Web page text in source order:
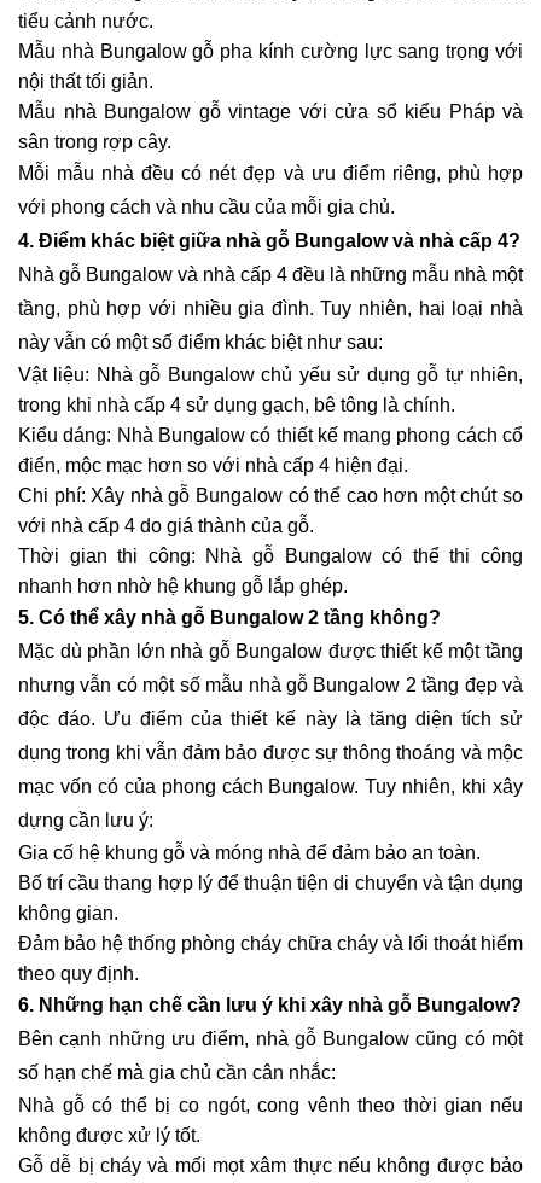
tiểu cảnh nước.
Mẫu nhà Bungalow gỗ pha kính cường lực sang trọng với
nội thất tối giản.
Mẫu nhà Bungalow gỗ vintage với cửa sổ kiểu Pháp và
sân trong rợp cây.
Mỗi mẫu nhà đều có nét đẹp và ưu điểm riêng, phù hợp
với phong cách và nhu cầu của mỗi gia chủ.
4. Điểm khác biệt giữa nhà gỗ Bungalow và nhà cấp 4?
Nhà gỗ Bungalow và nhà cấp 4 đều là những mẫu nhà một
tầng, phù hợp với nhiều gia đình. Tuy nhiên, hai loại nhà
này vẫn có một số điểm khác biệt như sau:
Vật liệu: Nhà gỗ Bungalow chủ yếu sử dụng gỗ tự nhiên,
trong khi nhà cấp 4 sử dụng gạch, bê tông là chính.
Kiểu dáng: Nhà Bungalow có thiết kế mang phong cách cổ
điển, mộc mạc hơn so với nhà cấp 4 hiện đại.
Chi phí: Xây nhà gỗ Bungalow có thể cao hơn một chút so
với nhà cấp 4 do giá thành của gỗ.
Thời gian thi công: Nhà gỗ Bungalow có thể thi công
nhanh hơn nhờ hệ khung gỗ lắp ghép.
5. Có thể xây nhà gỗ Bungalow 2 tầng không?
Mặc dù phần lớn nhà gỗ Bungalow được thiết kế một tầng
nhưng vẫn có một số mẫu nhà gỗ Bungalow 2 tầng đẹp và
độc đáo. Ưu điểm của thiết kế này là tăng diện tích sử
dụng trong khi vẫn đảm bảo được sự thông thoáng và mộc
mạc vốn có của phong cách Bungalow. Tuy nhiên, khi xây
dựng cần lưu ý:
Gia cố hệ khung gỗ và móng nhà để đảm bảo an toàn.
Bố trí cầu thang hợp lý để thuận tiện di chuyển và tận dụng
không gian.
Đảm bảo hệ thống phòng cháy chữa cháy và lối thoát hiểm
theo quy định.
6. Những hạn chế cần lưu ý khi xây nhà gỗ Bungalow?
Bên cạnh những ưu điểm, nhà gỗ Bungalow cũng có một
số hạn chế mà gia chủ cần cân nhắc:
Nhà gỗ có thể bị co ngót, cong vênh theo thời gian nếu
không được xử lý tốt.
Gỗ dễ bị cháy và mối mọt xâm thực nếu không được bảo